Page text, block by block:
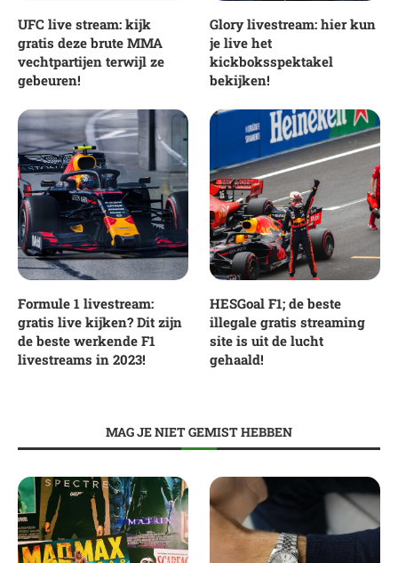
UFC live stream: kijk
gratis deze brute MMA
vechtpartijen terwijl ze
gebeuren!
Glory livestream: hier kun
je live het
kickboksspektakel
bekijken!
Formule 1 livestream:
gratis live kijken? Dit zijn
de beste werkende F1
livestreams in 2023!
HESGoal F1; de beste
illegale gratis streaming
site is uit de lucht
gehaald!
MAG JE NIET GEMIST HEBBEN